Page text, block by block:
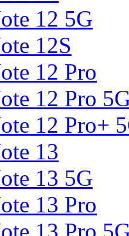
12 5G
12S
12 Pro
12 Pro
12 Pro+
13
13 5G
13 Pro
13 Pro